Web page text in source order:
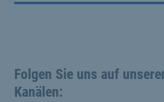
Folgen Sie uns auf
Kanälen: